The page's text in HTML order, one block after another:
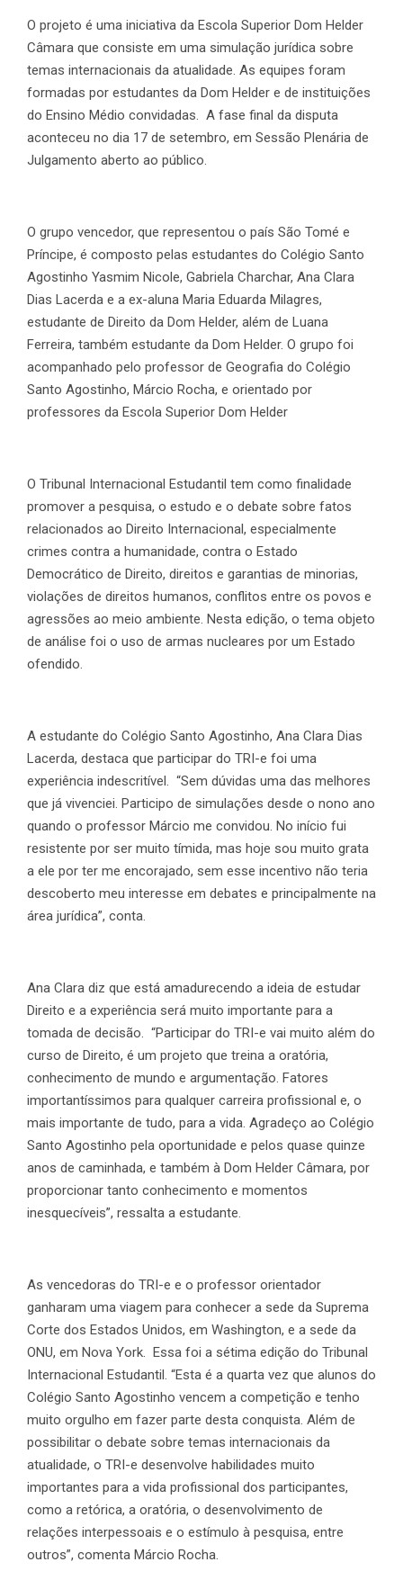
O projeto é uma iniciativa da Escola Superior Dom Helder
Câmara que consiste em uma simulação jurídica sobre
temas internacionais da atualidade. As equipes foram
formadas por estudantes da Dom Helder e de instituições
do Ensino Médio convidadas. A fase final da disputa
aconteceu no dia 17 de setembro, em Sessão Plenária de
Julgamento aberto ao público.
O grupo vencedor, que representou o país São Tomé e
Príncipe, é composto pelas estudantes do Colégio Santo
Agostinho Yasmim Nicole, Gabriela Charchar, Ana Clara
Dias Lacerda e a ex-aluna Maria Eduarda Milagres,
estudante de Direito da Dom Helder, além de Luana
Ferreira, também estudante da Dom Helder. O grupo foi
acompanhado pelo professor de Geografia do Colégio
Santo Agostinho, Márcio Rocha, e orientado por
professores da Escola Superior Dom Helder
O Tribunal Internacional Estudantil tem como finalidade
promover a pesquisa, o estudo e o debate sobre fatos
relacionados ao Direito Internacional, especialmente
crimes contra a humanidade, contra o Estado
Democrático de Direito, direitos e garantias de minorias,
violações de direitos humanos, conflitos entre os povos e
agressões ao meio ambiente. Nesta edição, o tema objeto
de análise foi o uso de armas nucleares por um Estado
ofendido.
A estudante do Colégio Santo Agostinho, Ana Clara Dias
Lacerda, destaca que participar do TRI-e foi uma
experiência indescritível. “Sem dúvidas uma das melhores
que já vivenciei. Participo de simulações desde o nono ano
quando o professor Márcio me convidou. No início fui
resistente por ser muito tímida, mas hoje sou muito grata
a ele por ter me encorajado, sem esse incentivo não teria
descoberto meu interesse em debates e principalmente na
área jurídica”, conta.
Ana Clara diz que está amadurecendo a ideia de estudar
Direito e a experiência será muito importante para a
tomada de decisão. “Participar do TRI-e vai muito além do
curso de Direito, é um projeto que treina a oratória,
conhecimento de mundo e argumentação. Fatores
importantíssimos para qualquer carreira profissional e, o
mais importante de tudo, para a vida. Agradeço ao Colégio
Santo Agostinho pela oportunidade e pelos quase quinze
anos de caminhada, e também à Dom Helder Câmara, por
proporcionar tanto conhecimento e momentos
inesquecíveis”, ressalta a estudante.
As vencedoras do TRI-e e o professor orientador
ganharam uma viagem para conhecer a sede da Suprema
Corte dos Estados Unidos, em Washington, e a sede da
ONU, em Nova York. Essa foi a sétima edição do Tribunal
Internacional Estudantil. “Esta é a quarta vez que alunos do
Colégio Santo Agostinho vencem a competição e tenho
muito orgulho em fazer parte desta conquista. Além de
possibilitar o debate sobre temas internacionais da
atualidade, o TRI-e desenvolve habilidades muito
importantes para a vida profissional dos participantes,
como a retórica, a oratória, o desenvolvimento de
relações interpessoais e o estímulo à pesquisa, entre
outros”, comenta Márcio Rocha.